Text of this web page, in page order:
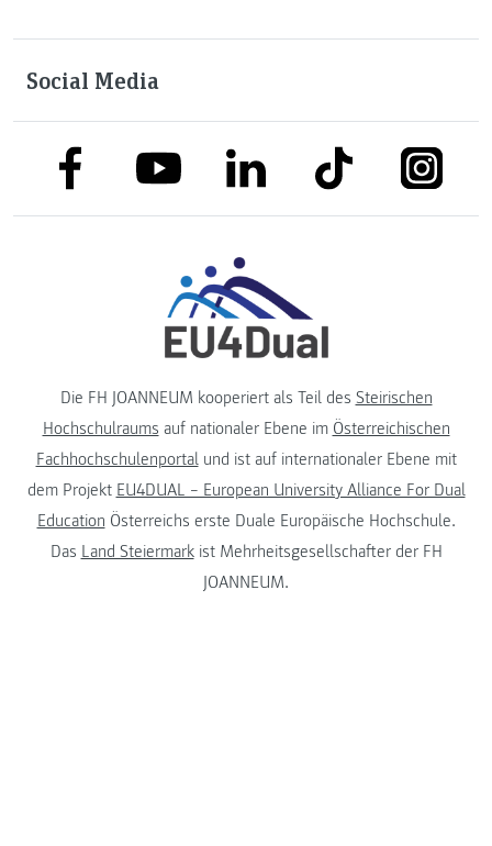
Social Media
link to facebooklink to youtubelink to linkedinlink to tiktok
Die FH JOANNEUM kooperiert als Teil des Steirischen
Hochschulraums auf nationaler Ebene im Österreichischen
Fachhochschulenportalund ist auf internationaler Ebene mit
dem Projekt EU4DUAL – European University Alliance For Dual
Education Österreichs erste Duale Europäische Hochschule.
Das Land Steiermarkist Mehrheitsgesellschafter der FH
JOANNEUM.